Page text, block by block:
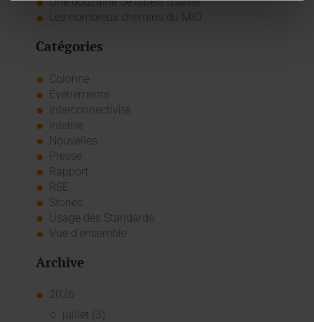
Les nombreux chemins du MIO
Catégories
Colonne
Événements
Interconnectivité
Interne
Nouvelles
Presse
Rapport
RSE
Stories
Usage des Standards
Vue d'ensemble
Archive
2026
juillet (3)